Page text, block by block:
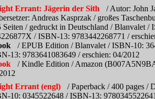
Errant: Jägerin der Sith
/ Autor: John
Andreas Kasprzak / großes
Seiten / gedruckt in Deutschland / Blanvalet /
/ ISBN-13: 9783442268771 /
/ EPUB Edition / Blanvalet / ISBN-10:
13: 9783641083649 / erschien: 04/2012
/ Kindle Edition / Amazon
Errant (engl)
/ Paperback / 400 pages /
10: 0345522648 / ISBN-13: